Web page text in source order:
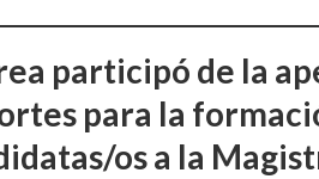
participó de la
para la
os a la